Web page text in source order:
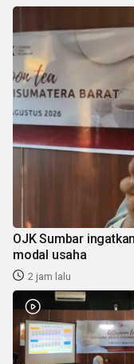
OJK Sumbar
modal usaha
2 jam lalu